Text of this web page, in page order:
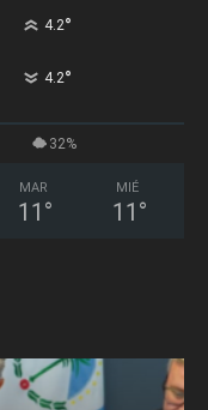
4.2°
4.2°
32%
MAR
11 °
MIÉ
11 °